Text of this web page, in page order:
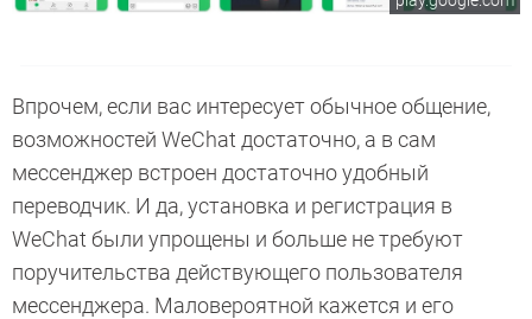
Впрочем, если вас интересует обычное общение,
возможностей WeChat достаточно, а в сам
мессенджер встроен достаточно удобный
переводчик. И да, установка и регистрация в
WeChat были упрощены и больше не требуют
поручительства действующего пользователя
мессенджера. Маловероятной кажется и его